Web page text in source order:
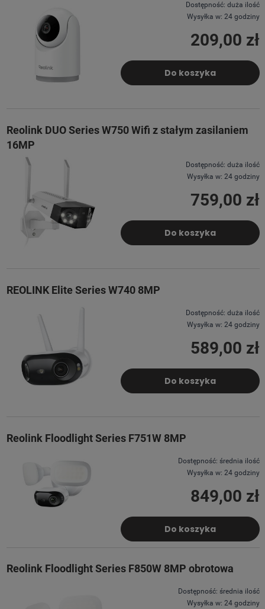
Dostępność: duża ilość
Wysyłka w: 24 godziny
209,00 zł
Do koszyka
Reolink DUO Series W750 Wifi z stałym zasilaniem
16MP
Dostępność: duża ilość
Wysyłka w: 24 godziny
759,00 zł
Do koszyka
REOLINK Elite Series W740 8MP
Dostępność: duża ilość
Wysyłka w: 24 godziny
589,00 zł
Do koszyka
Reolink Floodlight Series F751W 8MP
Dostępność: średnia ilość
Wysyłka w: 24 godziny
849,00 zł
Do koszyka
Reolink Floodlight Series F850W 8MP obrotowa
Dostępność: średnia ilość
Wysyłka w: 24 godziny